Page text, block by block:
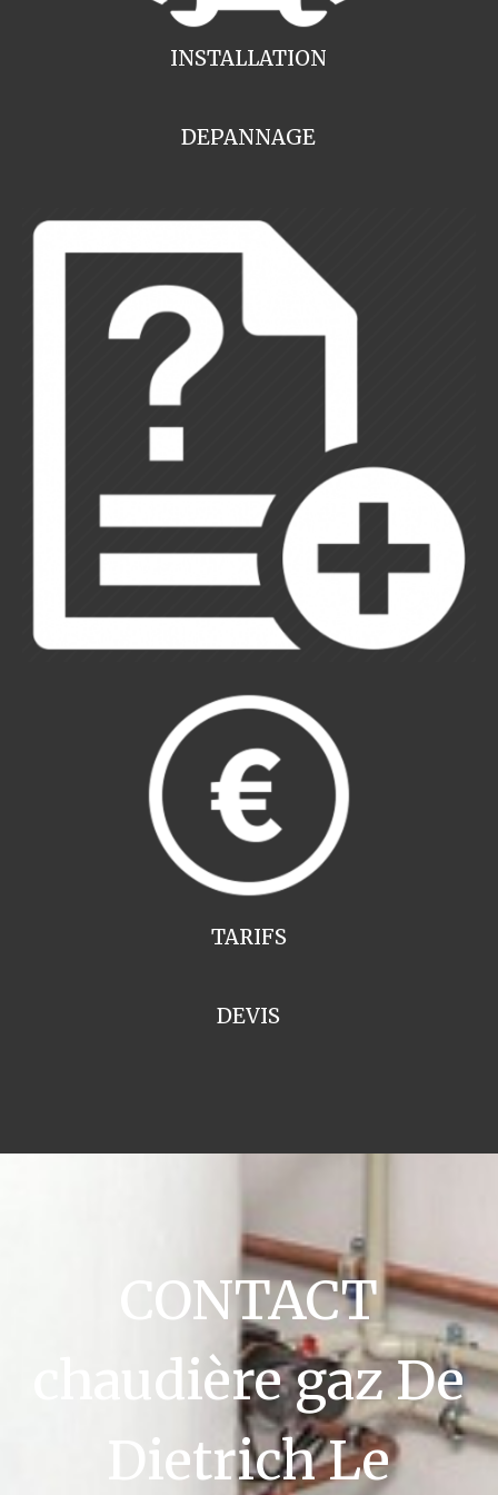
INSTALLATION
DEPANNAGE
TARIFS
DEVIS
CONTACT
chaudière gaz De
Dietrich Le